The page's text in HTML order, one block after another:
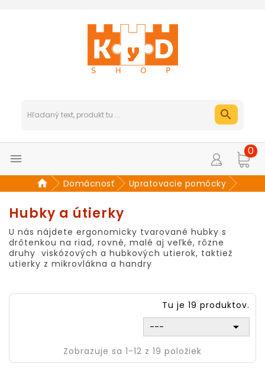

0
Domácnosť Upratovacie pomôcky
Hubky a útierky
U nás nájdete ergonomicky tvarované hubky s
drôtenkou na riad, rovné, malé aj veľké, rôzne
druhy viskózových a hubkových utierok, taktiež
utierky z mikrovlákna a handry
Tu je 19 produktov.
---

Zobrazuje sa 1-12 z 19 položiek